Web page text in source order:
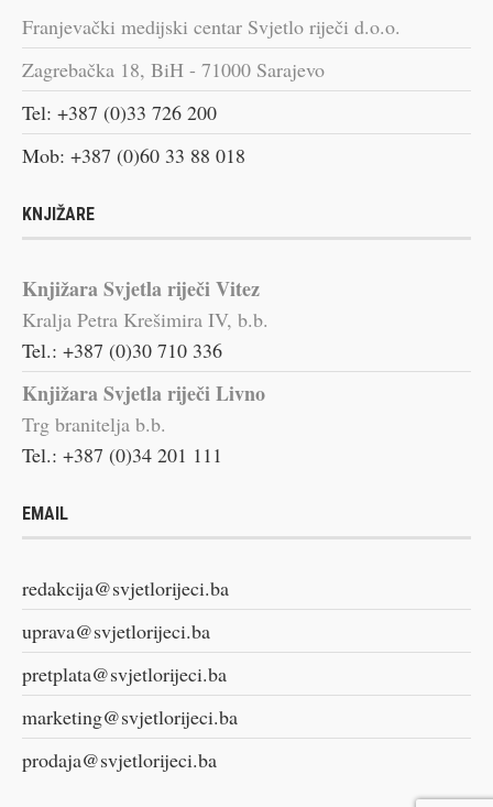
Franjevački medijski centar Svjetlo riječi d.o.o.
Zagrebačka 18, BiH - 71000 Sarajevo
Tel: +387 (0)33 726 200
Mob: +387 (0)60 33 88 018
KNJIŽARE
Knjižara Svjetla riječi Vitez
Kralja Petra Krešimira IV, b.b.
Tel.: +387 (0)30 710 336
Knjižara Svjetla riječi Livno
Trg branitelja b.b.
Tel.: +387 (0)34 201 111
EMAIL
redakcija@svjetlorijeci.ba
uprava@svjetlorijeci.ba
pretplata@svjetlorijeci.ba
marketing@svjetlorijeci.ba
prodaja@svjetlorijeci.ba